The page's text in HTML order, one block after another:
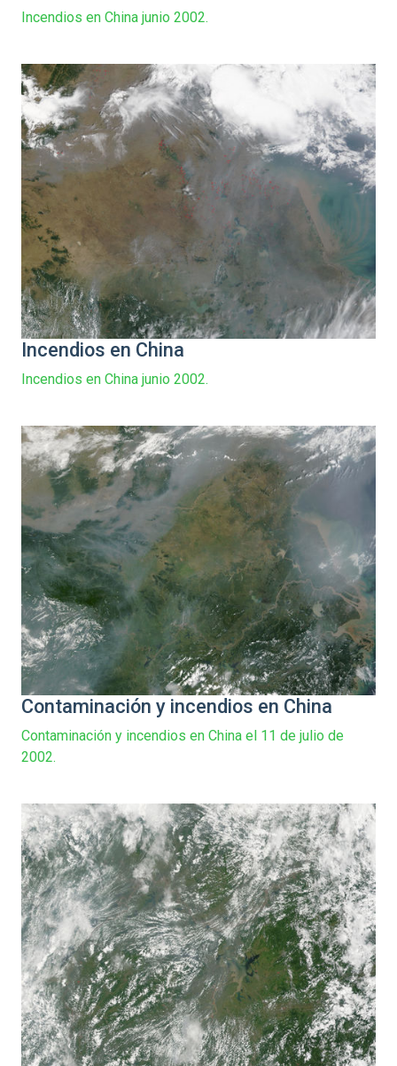
Incendios en China junio 2002.
Incendios en China
Incendios en China junio 2002.
Contaminación y incendios en China
Contaminación y incendios en China el 11 de julio de
2002.